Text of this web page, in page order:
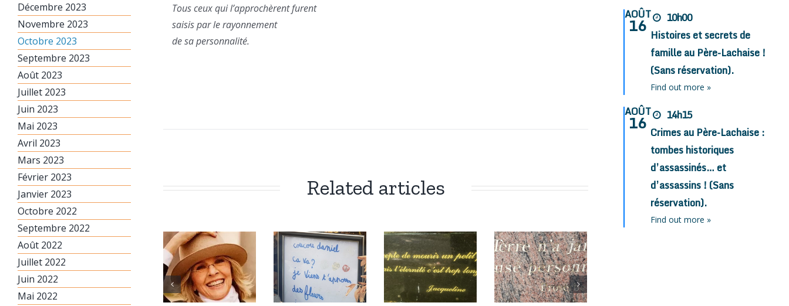
Tous ceux qui l’approchèrent furent
saisis par le rayonnement
de sa personnalité.
Related articles
Décembre 2023
Novembre 2023
Octobre 2023
Septembre 2023
Août 2023
Juillet 2023
Juin 2023
Mai 2023
Avril 2023
Mars 2023
Février 2023
Janvier 2023
Octobre 2022
Septembre 2022
Août 2022
Juillet 2022
Juin 2022
Mai 2022
AOÛT
16
10h00
Histoires et secrets de
famille au Père-Lachaise !
(Sans réservation).
Find out more »
AOÛT
16
14h15
Crimes au Père-Lachaise :
tombes historiques
d’assassinés… et
d’assassins ! (Sans
réservation).
Find out more »